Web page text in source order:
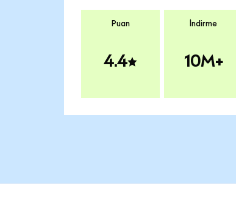
Puan
4.4
İndirme
10M+